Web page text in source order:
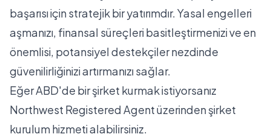
başarısı için stratejik bir yatırımdır. Yasal engelleri
aşmanızı, finansal süreçleri basitleştirmenizi ve en
önemlisi, potansiyel destekçiler nezdinde
güvenilirliğinizi artırmanızı sağlar.
Eğer ABD'de bir şirket kurmak istiyorsanız
Northwest Registered Agentüzerinden şirket
kurulum hizmeti alabilirsiniz.